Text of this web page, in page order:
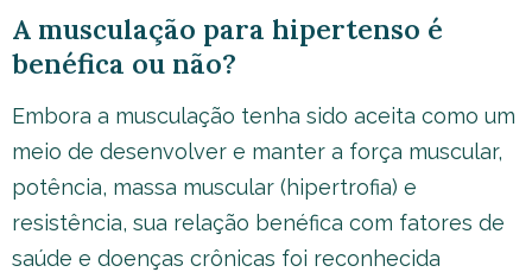
A musculação para hipertenso é
benéfica ou não?
Embora a musculação tenha sido aceita como um
meio de desenvolver e manter a força muscular,
potência, massa muscular (hipertrofia) e
resistência, sua relação benéfica com fatores de
saúde e doenças crônicas foi reconhecida